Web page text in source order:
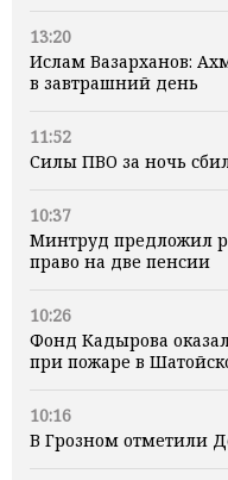
13:20
Ислам Вазарханов:
в завтрашний день
11:52
Силы ПВО за ночь
10:37
Минтруд предложил
право на две пенсии
10:26
Фонд Кадырова
при пожаре в
10:16
В Грозном отметили